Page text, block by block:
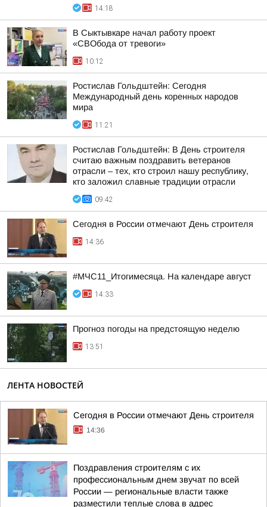
14:18
В Сыктывкаре начал работу проект
«СВОбода от тревоги»
10:12
Ростислав Гольдштейн: Сегодня
Международный день коренных народов
мира
11:21
Ростислав Гольдштейн: В День строителя
считаю важным поздравить ветеранов
отрасли – тех, кто строил нашу республику,
кто заложил славные традиции отрасли
09:42
Сегодня в России отмечают День строителя
14:36
#МЧС11_Итогимесяца. На календаре август
14:33
Прогноз погоды на предстоящую неделю
13:51
ЛЕНТА НОВОСТЕЙ
Сегодня в России отмечают День строителя
14:36
Поздравления строителям с их
профессиональным днем звучат по всей
России — региональные власти также
разместили теплые слова в адрес